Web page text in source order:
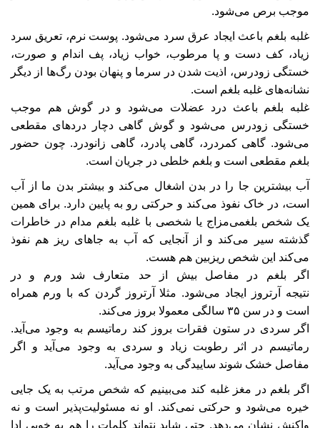
موجب برص می‌شود.
غلبه بلغم باعث ایجاد عرق سرد می‌شود. پوست نرم، تعریق سرد
زیاد، کف دست و پا مرطوب، خواب زیاد، پف اندام و صورت،
خستگی زودرس، اذیت شدن در سرما و پنهان بودن رگ‌ها از دیگر
نشانه‌های غلبه بلغم است.
غلبه بلغم باعث درد عضلات می‌شود و در گوش هم موجب
خستگی زودرس می‌شود و گوش گاهی دچار درد‌های مقطعی
می‌شود. گاهی کمردرد، گاهی پادرد، گاهی زانودرد. چون حضور
بلغم مقطعی است و بلغم خلطی در جریان است.
آب بیشترین جا را در بدن اشغال می‌کند و بیشتر بدن ما از آب
است، در خاک نفوذ می‌کند و حرکتی رو به پایین دارد. برای همین
یک شخص بلغمی‌مزاج یا شخصی با غلبه بلغم مدام در خاطرات
گذشته سیر می‌کند و از آنجایی که آب به جا‌های ریز هم نفوذ
می‌کند این شخص ریزبین هم هست.
اگر بلغم در مفاصل بیش از حد متعارف شد ورم و در
نتیجه آرتروز ایجاد می‌شود. مثلا آرتروز گردن که با ورم همراه
است و در سن ۳۵ سالگی معمولا بروز می‌کند.
اگر سردی در ستون فقرات بروز کند رماتیسم به وجود می‌آید.
رماتیسم در اثر رطوبت زیاد و سردی به وجود می‌آید و اگر
مفاصل خشک شوند ساییدگی به وجود می‌آید.
اگر بلغم در مغز غلبه کند می‌بینیم که شخص مرتب به یک جایی
خیره می‌شود و حرکتی نمی‌کند. او نه مسئولیت‌پذیر است و نه
واکنش نشان می‌دهد. حتی شاید نتواند کلمات را هم به خوبی ادا